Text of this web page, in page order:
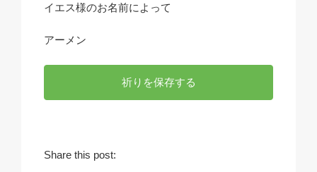
イエス様のお名前によって
アーメン
祈りを保存する
Share this post: